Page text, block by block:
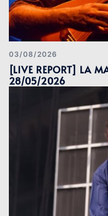
03/08/2026
[LIVE REPORT] LA
28/05/2026